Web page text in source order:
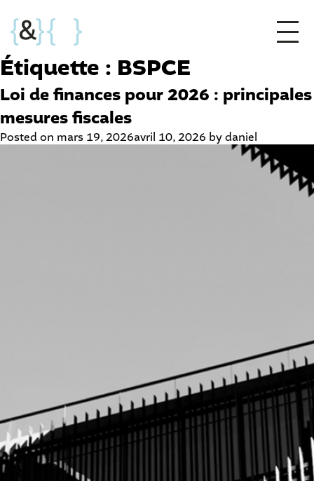
Étiquette : BSPCE
Loi de finances pour 2026 : principales
mesures fiscales
Posted on mars 19, 2026avril 10, 2026 bydaniel